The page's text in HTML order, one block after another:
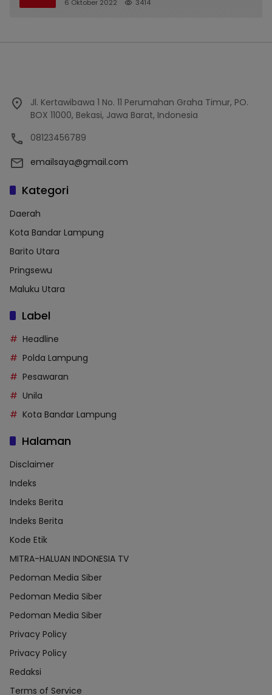
6 Oktober 2022 3414
Jl. Kertawibawa 1 No. 11 Perumahan Graha Timur, PO.
BOX 11000, Bekasi, Jawa Barat, Indonesia
08123456789
emailsaya@gmail.com
Kategori
Daerah
Kota Bandar Lampung
Barito Utara
Pringsewu
Maluku Utara
Label
Headline
Polda Lampung
Pesawaran
Unila
Kota Bandar Lampung
Halaman
Disclaimer
Indeks
Indeks Berita
Indeks Berita
Kode Etik
MITRA-HALUAN INDONESIA TV
Pedoman Media Siber
Pedoman Media Siber
Pedoman Media Siber
Privacy Policy
Privacy Policy
Redaksi
Terms of Service